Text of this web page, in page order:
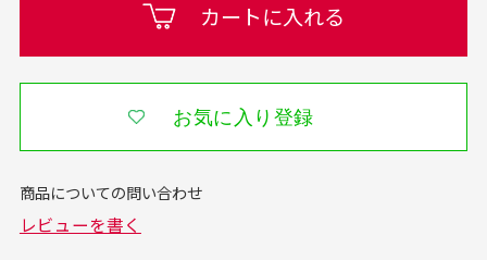
カートに入れる
お気に入り登録